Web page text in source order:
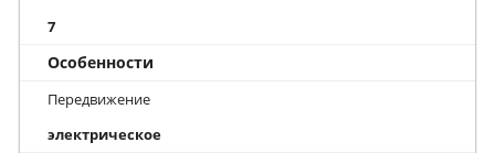
7
Особенности
Передвижение
электрическое